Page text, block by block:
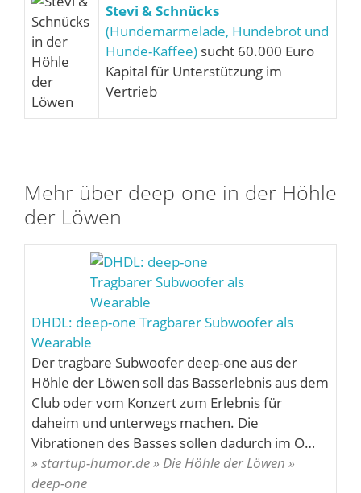
Stevi & Schnücks
(Hundemarmelade, Hundebrot und
Hunde-Kaffee) sucht 60.000 Euro
Kapital für Unterstützung im
Vertrieb
Mehr über deep-one in der Höhle
der Löwen
DHDL: deep-one Tragbarer Subwoofer als
Wearable
Der tragbare Subwoofer deep-one aus der
Höhle der Löwen soll das Basserlebnis aus dem
Club oder vom Konzert zum Erlebnis für
daheim und unterwegs machen. Die
Vibrationen des Basses sollen dadurch im O…
» startup-humor.de » Die Höhle der Löwen »
deep-one